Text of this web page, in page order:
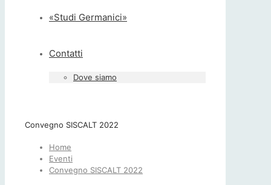
«Studi Germanici»
Contatti
Dove siamo
Convegno SISCALT 2022
Home
Eventi
Convegno SISCALT 2022